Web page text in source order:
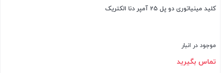
کلید مینیاتوری دو پل 25 آمپر دنا الکتریک
موجود در انبار
تماس بگیرید